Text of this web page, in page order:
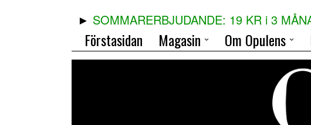
SOMMARERBJUDANDE: 19 KR i 3
Förstasidan Magasin Om Opulens